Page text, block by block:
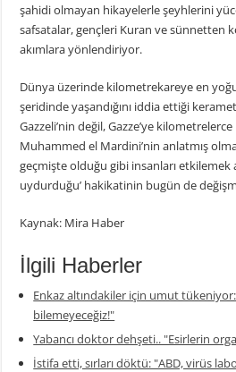
şahidi olmayan hikayelerle şeyhlerini
safsatalar, gençleri Kuran ve sünnetten
akımlara yönlendiriyor.
Dünya üzerinde kilometrekareye en
şeridinde yaşandığını iddia ettiği
Gazzeli’nin değil, Gazze’ye
Muhammed el Mardini’nin anlatmış
geçmişte olduğu gibi insanları etkilemek
uydurduğu’ hakikatinin bugün de
Kaynak: Mira Haber
İlgili Haberler
Enkaz altındakiler için umut
bilemeyeceğiz!"
Yabancı doktor dehşeti.. "Esirlerin
İstifa etti, sırları döktü: "ABD, virüs